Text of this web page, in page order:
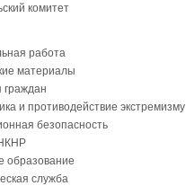
комитет
работа
материалы
и противодействие экстремизму
безопасность
образование
служба